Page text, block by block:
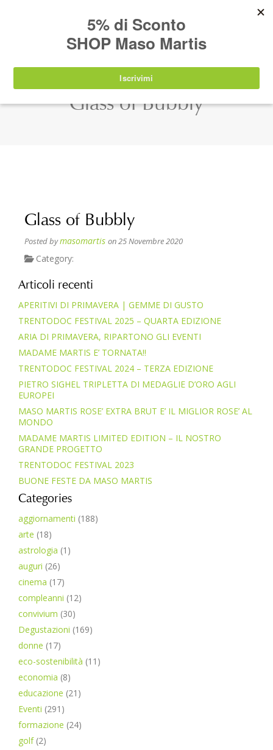
SHOP
Glass of Bubbly
Glass of Bubbly
Posted bymasomartis on 25 Novembre 2020
Category:
Articoli recenti
APERITIVI DI PRIMAVERA | GEMME DI GUSTO
TRENTODOC FESTIVAL 2025 – QUARTA EDIZIONE
ARIA DI PRIMAVERA, RIPARTONO GLI EVENTI
MADAME MARTIS E’ TORNATA!!
TRENTODOC FESTIVAL 2024 – TERZA EDIZIONE
PIETRO SIGHEL TRIPLETTA DI MEDAGLIE D’ORO AGLI
EUROPEI
MASO MARTIS ROSE’ EXTRA BRUT E’ IL MIGLIOR ROSE’ AL
MONDO
MADAME MARTIS LIMITED EDITION – IL NOSTRO
GRANDE PROGETTO
TRENTODOC FESTIVAL 2023
BUONE FESTE DA MASO MARTIS
Categories
aggiornamenti (188)
arte (18)
astrologia (1)
auguri (26)
cinema (17)
compleanni (12)
convivium (30)
Degustazioni (169)
donne (17)
eco-sostenibilità (11)
economia (8)
educazione (21)
Eventi (291)
formazione (24)
golf(2)
nuovamente disponibili a partire da
agosto 2026.